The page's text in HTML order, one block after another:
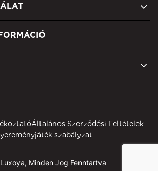
Minden Jog Fenntartva
Általános Szerződési Feltételek
szabályzat